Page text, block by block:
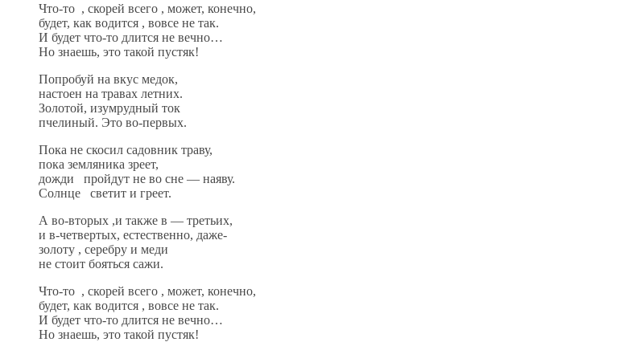
Что-то , скорей всего , может, конечно,
будет, как водится , вовсе не так.
И будет что-то длится не вечно…
Но знаешь, это такой пустяк!
Попробуй на вкус медок,
настоен на травах летних.
Золотой, изумрудный ток
пчелиный. Это во-первых.
Пока не скосил садовник траву,
пока земляника зреет,
дожди пройдут не во сне — наяву.
Солнце светит и греет.
А во-вторых ,и также в — третьих,
и в-четвертых, естественно, даже-
золоту , серебру и меди
не стоит бояться сажи.
Что-то , скорей всего , может, конечно,
будет, как водится , вовсе не так.
И будет что-то длится не вечно…
Но знаешь, это такой пустяк!